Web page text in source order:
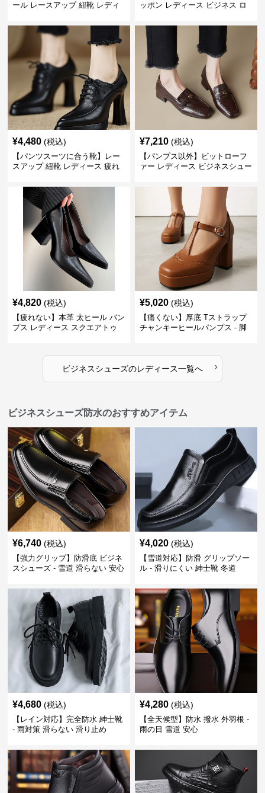
ール レースアップ 紐靴 レディ
ーツ スクエアトゥ 歩きやすい
ッポン レディース ビジネス ロ
ジュアル パンプス以外
¥4,480 (税込)
【パンツスーツに合う靴】レー
スアップ 紐靴 レディース 疲れ
ビジネスシューズ
¥7,210 (税込)
【パンプス以外】ビットローフ
ァー レディース ビジネスシュー
トゥ 疲れない スーツ
¥4,820 (税込)
【疲れない】本革 太ヒール パン
プス レディース スクエアトゥ
¥5,020 (税込)
【痛くない】厚底 Tストラップ
チャンキーヒールパンプス - 脚
ビジネスシューズのレディース一覧へ ›
ビジネスシューズ防水のおすすめアイテム
¥6,740 (税込)
【強力グリップ】防滑底 ビジネ
スシューズ - 雪道 滑らない 安心
¥4,020 (税込)
【雪道対応】防滑 グリップソー
ル - 滑りにくい 紳士靴 冬道
¥4,680 (税込)
【レイン対応】完全防水 紳士靴
- 雨対策 滑らない 滑り止め
¥4,280 (税込)
【全天候型】防水 撥水 外羽根 -
雨の日 雪道 安心